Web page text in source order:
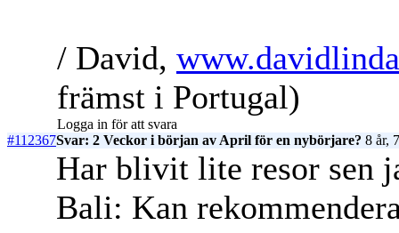
/ David,
främst i Portugal)
Logga in för att svara
#112367Svar: 2 Veckor i början av April för en nybörjare? 8 år,
Har blivit lite resor sen
Bali: Kan